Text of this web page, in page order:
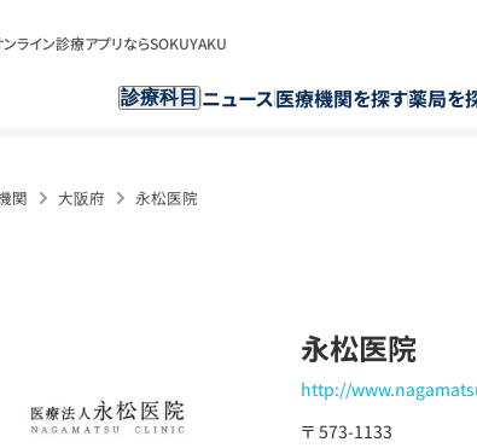
ンライン診療アプリならSOKUYAKU
診療科目 ニュース医療機関を探す薬局を
関 大阪府 永松医院
永松医院
http://
〒 573-1133